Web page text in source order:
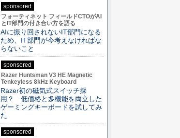
sponsored
フォーティネット フィールドCTOがAI
とIT部門の付き合い方を語る
AIに振り回されないIT部門になる
ため、IT部門が今考えなければな
らないこと
sponsored
Razer Huntsman V3 HE Magnetic
Tenkeyless 8kHz Keyboard
Razer初の磁気式スイッチ採
用？ 低価格と多機能を両立した
ゲーミングキーボードを試してみ
た
sponsored